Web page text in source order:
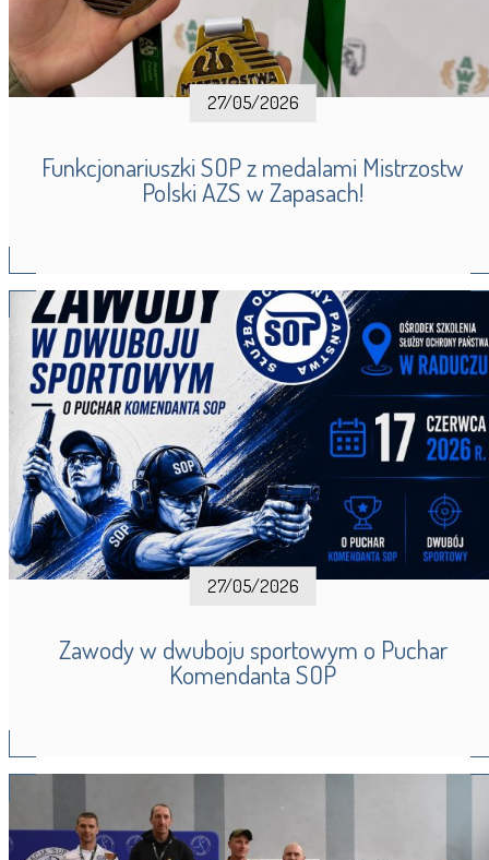
27/05/2026
Funkcjonariuszki SOP z medalami Mistrzostw
Polski AZS w Zapasach!
27/05/2026
Zawody w dwuboju sportowym o Puchar
Komendanta SOP